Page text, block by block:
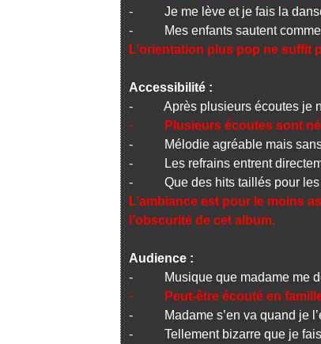
- Je me lève et je fais la danse
- Mes enfants sautent comme
L’orientation plus pop ne suffit
Accessibilité :
- Après plusieurs écoutes je
-
Plusieurs écoutes sont
- Mélodie agréable mais sans
- Les refrains entrent
- Que des hits taillés pour les
L’ambiance est pour le moins
l’obscurité de cet album.
Audience :
- Musique que madame me
-
Peut-être écouté en
- Madame s’en va quand je
- Tellement bizarre que je fais